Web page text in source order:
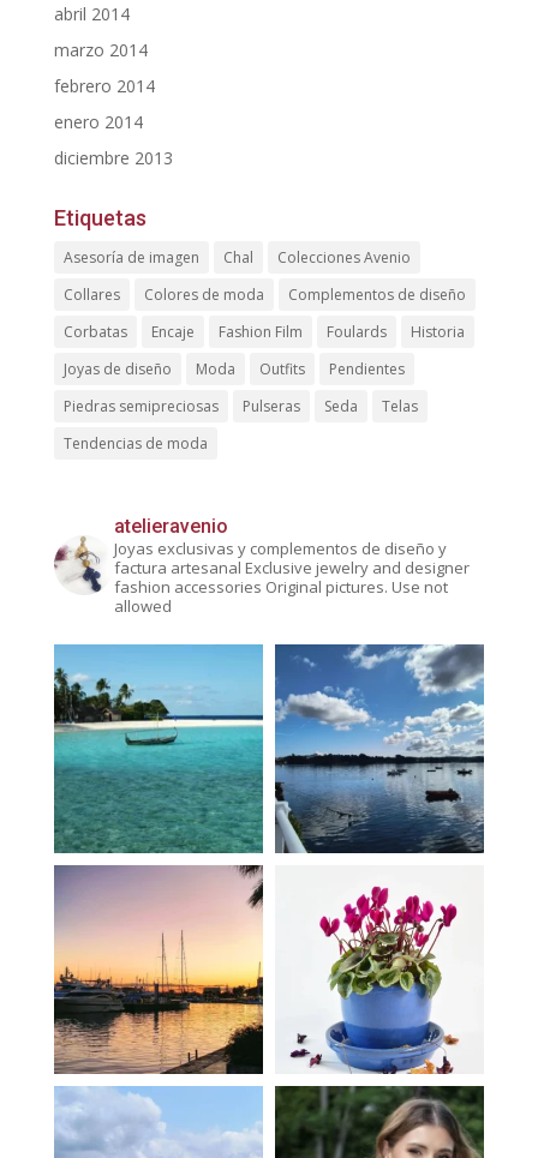
abril 2014
marzo 2014
febrero 2014
enero 2014
diciembre 2013
Etiquetas
Asesoría de imagen Chal
Colecciones Avenio
Collares
Colores de moda
Complementos de diseño
Corbatas
Encaje Fashion Film Foulards
Historia
Joyas de diseño
Moda Outfits
Pendientes
Piedras semipreciosas
Pulseras Seda
Telas
Tendencias de moda
atelieravenio
Joyas exclusivas y complementos de diseño y
factura artesanal Exclusive jewelry and designer
fashion accessories Original pictures. Use not
allowed